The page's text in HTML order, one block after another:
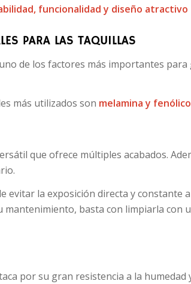
funcionalidad y diseño atractivo
PARA LAS TAQUILLAS
de los factores más importantes
más utilizados son melamina y fenólico
que ofrece múltiples acabados.
evitar la exposición directa y constante
mantenimiento, basta con limpiarla con
por su gran resistencia a la humedad